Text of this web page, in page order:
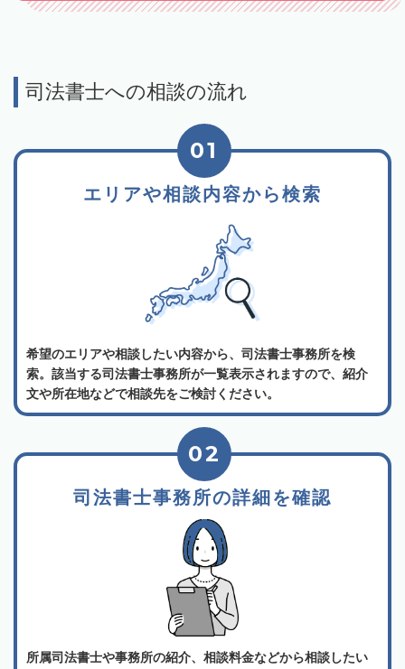
司法書士への相談の流れ
エリアや相談内容から検索
01
希望のエリアや相談したい内容から、司法書士事務所を検
索。該当する司法書士事務所が一覧表示されますので、紹介
文や所在地などで相談先をご検討ください。
司法書士事務所の詳細を確認
02
所属司法書士や事務所の紹介、相談料金などから相談したい